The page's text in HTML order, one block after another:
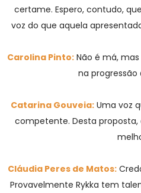
certame. Espero, contudo,
voz do que aquela
Carolina Pinto:Não é má,
na progressão
Catarina Gouveia:Uma voz
competente. Desta
Cláudia Peres de Matos:
Provavelmente Rykka tem